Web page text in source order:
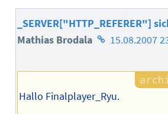
_SERVER["HTTP_REFERER"]
Mathias Brodala Homepage
Autors
15.08.2007
Hallo Finalplayer_Ryu.